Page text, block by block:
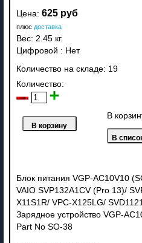
Цена: 625 руб
плюс доставка
Вес: 2.45 кг.
Цифровой : Нет
Количество на складе: 19
Количество:
В
Блок питания VGP-AC10V10
VAIO SVP132A1CV (Pro 13)/
X11S1R/ VPC-X125LG/
Зарядное устройство VGP-
Part No SO-38